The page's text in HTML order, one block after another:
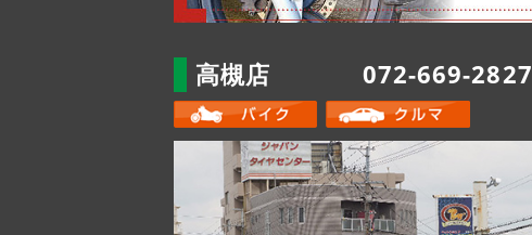
高槻店 072-669-2827